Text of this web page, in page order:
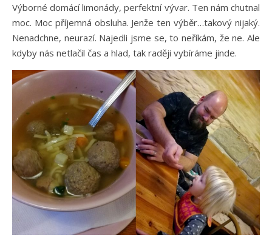
Výborné domácí limonády, perfektní vývar. Ten nám chutnal
moc. Moc příjemná obsluha. Jenže ten výběr…takový nijaký.
Nenadchne, neurazí. Najedli jsme se, to neříkám, že ne. Ale
kdyby nás netlačil čas a hlad, tak raději vybíráme jinde.